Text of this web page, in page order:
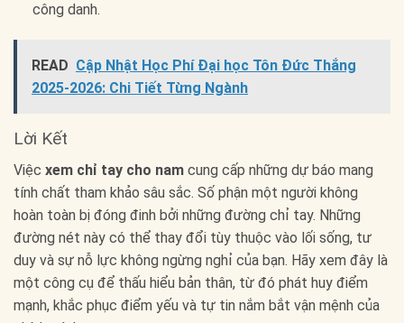
công danh.
READ Cập Nhật Học Phí Đại học Tôn Đức Thắng
2025-2026: Chi Tiết Từng Ngành
Lời Kết
Việc xem chỉ tay cho nam cung cấp những dự báo mang
tính chất tham khảo sâu sắc. Số phận một người không
hoàn toàn bị đóng đinh bởi những đường chỉ tay. Những
đường nét này có thể thay đổi tùy thuộc vào lối sống, tư
duy và sự nỗ lực không ngừng nghỉ của bạn. Hãy xem đây là
một công cụ để thấu hiểu bản thân, từ đó phát huy điểm
mạnh, khắc phục điểm yếu và tự tin nắm bắt vận mệnh của